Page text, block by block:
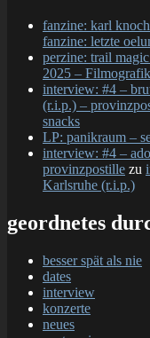
fanzine: karl
fanzine: letzte
perzine: trail
2025 –
interview: #4 –
(r.i.p.) –
snacks
LP: panikraum –
interview: #4 –
provinzpostille zu
Karlsruhe (r.i.p.)
geordnetes
besser spät als nie
dates
interview
konzerte
neues